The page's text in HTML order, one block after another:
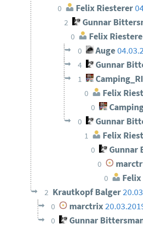
0 Felix Riesterer
2 Gunnar
0 Felix
0 Auge
4 Gunnar
1
0 Felix
0
0 Gunnar
1 Felix
0 Gunnar
0
0
2 Krautkopf Balger
0 marctrix
0 Gunnar